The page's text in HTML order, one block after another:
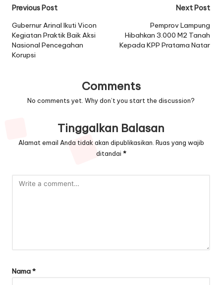
Post
navigation
Previous Post
Gubernur Arinal Ikuti Vicon
Kegiatan Praktik Baik Aksi
Nasional Pencegahan
Korupsi
Next Post
Pemprov Lampung
Hibahkan 3.000 M2 Tanah
Kepada KPP Pratama Natar
Comments
No comments yet. Why don’t you start the discussion?
Tinggalkan Balasan
Alamat email Anda tidak akan dipublikasikan. Ruas yang wajib
ditandai *
Nama*